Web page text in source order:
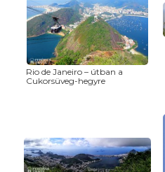
Rio de Janeiro – útban a
Cukorsüveg-hegyre